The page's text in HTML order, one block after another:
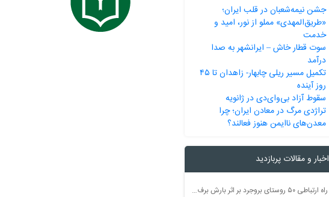
جشن نیمه‌شعبان در قلب ایران؛
«طریق‌المهدی» مملو از نور، امید و
خدمت
سوت قطار خاش – ایرانشهر به صدا
درآمد
تکمیل مسیر ریلی چابهار- زاهدان تا ۴۵
روز آینده
سقوط آزاد بی‌وای‌دی در ژانویه
تراژدی مرگ در معادن ایران؛ چرا
معدن‌های‌ ناایمن هنوز فعالند؟
اخبار و مقالات پربازدید
راه ارتباطی ۵۰ روستای بروجرد بر اثر بارش برف مسدود شد